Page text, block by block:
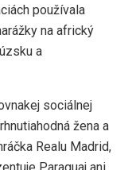
používala
na africký
a
sociálnej
žena a
Realu Madrid,